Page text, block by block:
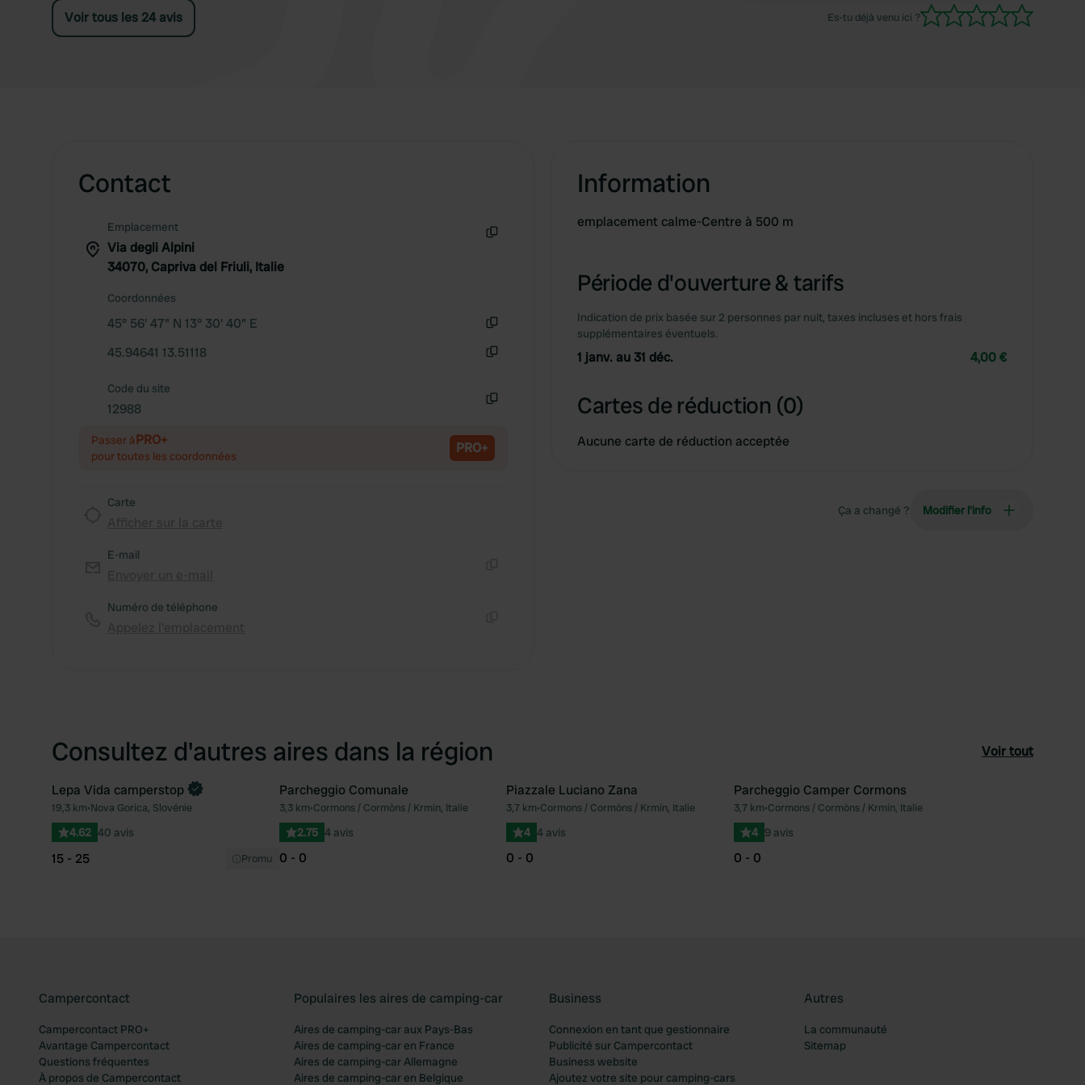
Voir tous les 24 avis Es-tu déjà venu ici ?
Contact
Emplacement
Via degli Alpini
34070, Capriva del Friuli, Italie
Coordonnées
45° 56' 47" N 13° 30' 40" E
45.94641 13.51118
Code du site
12988
Passer àPRO+
pour toutes les coordonnées PRO+
Carte
E-mail
Numéro de téléphone
Information
emplacement calme-Centre à 500 m
Période d'ouverture & tarifs
Indication de prix basée sur 2 personnes par nuit, taxes incluses et hors frais
supplémentaires éventuels.
1 janv. au 31 déc. 4,00 €
Cartes de réduction (0)
Aucune carte de réduction acceptée
Ça a changé ? Modifier l’info
Consultez d'autres aires dans la région Voir tout
Préféré
Lepa Vida camperstop
19,3 km•Nova Gorica, Slovénie
4.62 40 avis
15 - 25 Promu
Préféré
Parcheggio Comunale
3,3 km•Cormons / Cormòns / Krmin, Italie
2.75 4 avis
0 - 0
Préféré
Piazzale Luciano Zana
3,7 km•Cormons / Cormòns / Krmin, Italie
4 4 avis
0 - 0
Parcheggio Camper Cormons
3,7 km•Cormons / Cormòns / Krmin, Italie
4 9 avis
0 - 0
Campercontact
Campercontact PRO+
Avantage Campercontact
Questions fréquentes
À propos de Campercontact
Populaires les aires de camping-car
Aires de camping-car aux Pays-Bas
Aires de camping-car en France
Aires de camping-car Allemagne
Aires de camping-car en Belgique
Business
Connexion en tant que gestionnaire
Publicité sur Campercontact
Business website
Ajoutez votre site pour camping-cars
Autres
La communauté
Sitemap